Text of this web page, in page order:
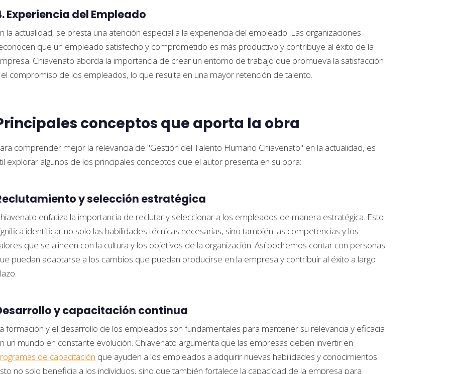
Experiencia del Empleado
la actualidad, se presta una atención especial a la experiencia del empleado. Las organizaciones
que un empleado satisfecho y comprometido es más productivo y contribuye al éxito de la
Chiavenato aborda la importancia de crear un entorno de trabajo que promueva la satisfacción
compromiso de los empleados, lo que resulta en una mayor retención de talento.
conceptos que aporta la obra
comprender mejor la relevancia de "Gestión del Talento Humano Chiavenato" en la actualidad, es
explorar algunos de los principales conceptos que el autor presenta en su obra:
y selección estratégica
enfatiza la importancia de reclutar y seleccionar a los empleados de manera estratégica. Esto
identificar no solo las habilidades técnicas necesarias, sino también las competencias y los
que se alineen con la cultura y los objetivos de la organización. Así podremos contar con personas
puedan adaptarse a los cambios que puedan producirse en la empresa y contribuir al éxito a largo
y capacitación continua
formación y el desarrollo de los empleados son fundamentales para mantener su relevancia y eficacia
un mundo en constante evolución. Chiavenato argumenta que las empresas deben invertir en
de capacitación que ayuden a los empleados a adquirir nuevas habilidades y conocimientos.
no solo beneficia a los individuos, sino que también fortalece la capacidad de la empresa para